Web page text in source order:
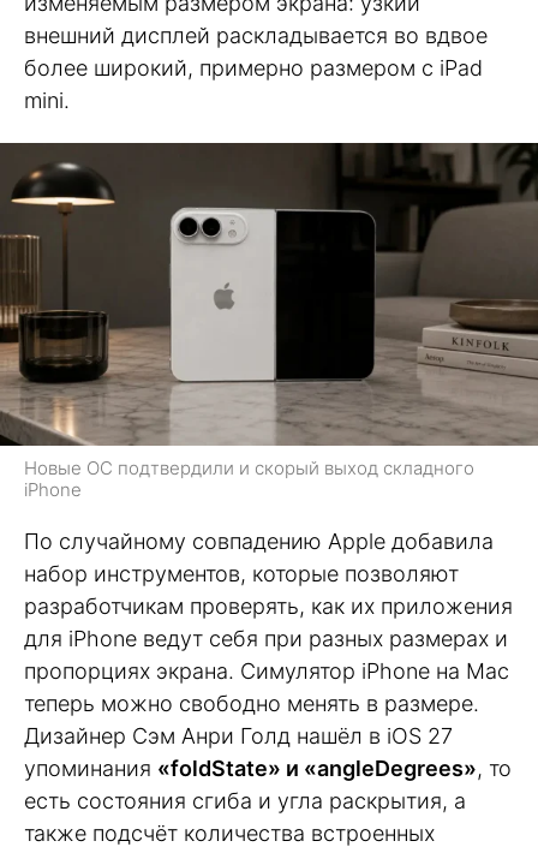
внешний дисплей раскладывается во вдвое
более широкий, примерно размером с iPad
mini.
Новые ОС подтвердили и скорый выход складного
iPhone
По случайному совпадению Apple добавила
набор инструментов, которые позволяют
разработчикам проверять, как их приложения
для iPhone ведут себя при разных размерах и
пропорциях экрана. Симулятор iPhone на Mac
теперь можно свободно менять в размере.
Дизайнер Сэм Анри Голд нашёл в iOS 27
упоминания «foldState» и «angleDegrees», то
есть состояния сгиба и угла раскрытия, а
также подсчёт количества встроенных